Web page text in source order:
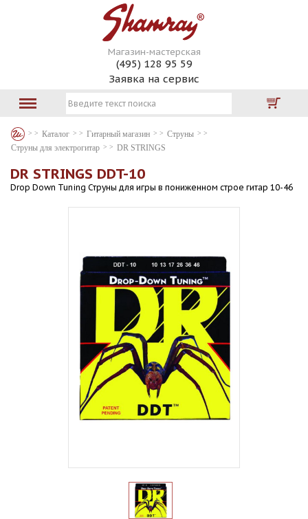
Магазин-мастерская
(495) 128 95 59
Заявка на сервис
Каталог Гитарный магазин
Струны
Струны для электрогитар
DR STRINGS
DR STRINGS DDT-10
Drop Down Tuning Струны для игры в пониженном строе гитар 10-46